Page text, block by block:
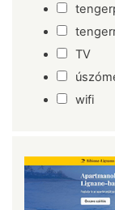
TV
wifi